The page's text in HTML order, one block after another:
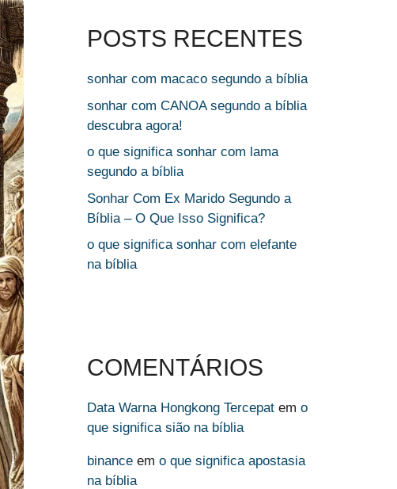
POSTS RECENTES
sonhar com macaco segundo a bíblia
sonhar com CANOA segundo a bíblia
descubra agora!
o que significa sonhar com lama
segundo a bíblia
Sonhar Com Ex Marido Segundo a
Bíblia – O Que Isso Significa?
o que significa sonhar com elefante
na bíblia
COMENTÁRIOS
Data Warna Hongkong Tercepat em o
que significa sião na bíblia
binance em o que significa apostasia
na bíblia